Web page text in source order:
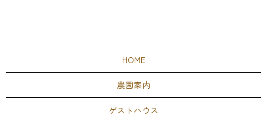
HOME
農園案内
ゲストハウス